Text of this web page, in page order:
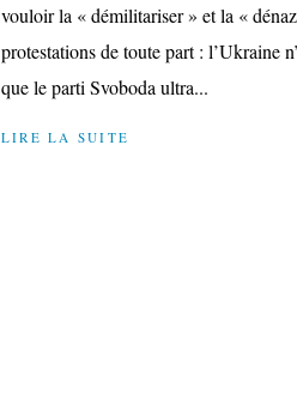
vouloir la « démilitariser » et la «
protestations de toute part : l’Ukraine
que le parti Svoboda ultra...
LIRE LA SUITE